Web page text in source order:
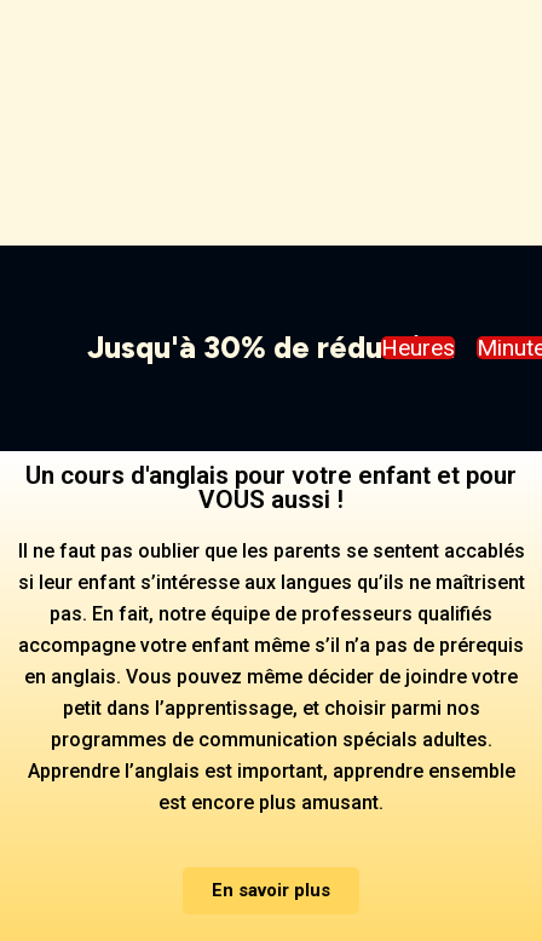
Jusqu'à 30% de réduction
Heures
Un cours d'anglais pour votre enfant et pour
VOUS aussi !
Il ne faut pas oublier que les parents se sentent accablés
si leur enfant s’intéresse aux langues qu’ils ne maîtrisent
pas. En fait, notre équipe de professeurs qualifiés
accompagne votre enfant même s’il n’a pas de prérequis
en anglais. Vous pouvez même décider de joindre votre
petit dans l’apprentissage, et choisir parmi nos
programmes de communication spécials adultes.
Apprendre l’anglais est important, apprendre ensemble
est encore plus amusant.
En savoir plus